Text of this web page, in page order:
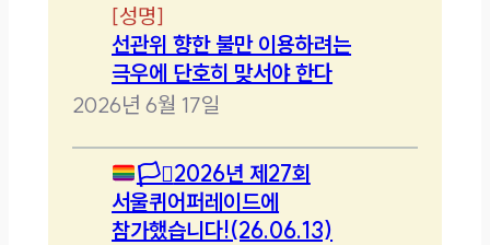
[성명]
선관위 향한 불만 이용하려는
극우에 단호히 맞서야 한다
2026년 6월 17일
🏳️‍⚧️2026년 제27회
서울퀴어퍼레이드에
참가했습니다!(26.06.13)